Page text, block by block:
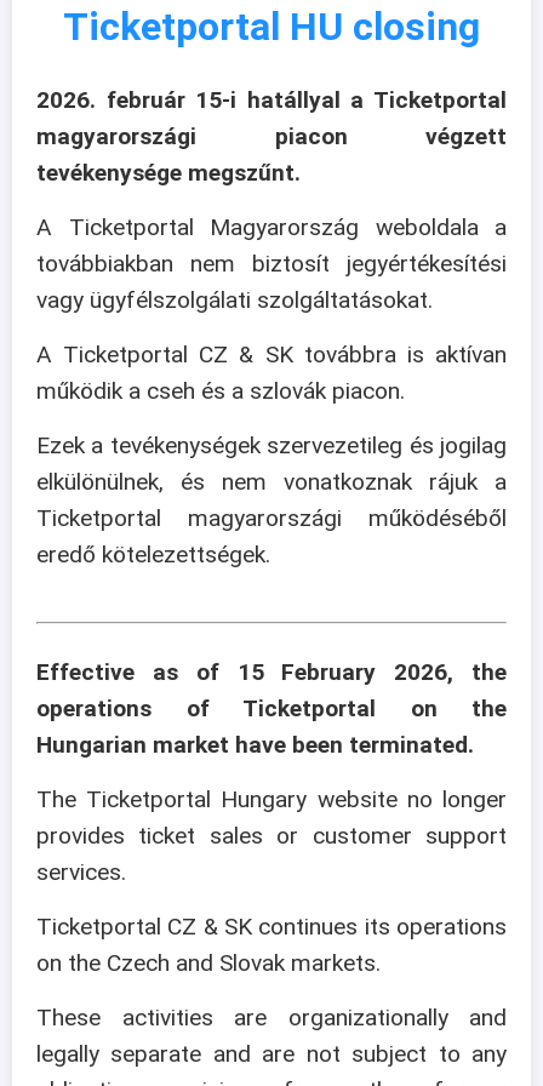
Ticketportal HU closing
2026. február 15-i hatállyal a Ticketportal
magyarországi piacon végzett
tevékenysége megszűnt.
A Ticketportal Magyarország weboldala a
továbbiakban nem biztosít jegyértékesítési
vagy ügyfélszolgálati szolgáltatásokat.
A Ticketportal CZ & SK továbbra is aktívan
működik a cseh és a szlovák piacon.
Ezek a tevékenységek szervezetileg és jogilag
elkülönülnek, és nem vonatkoznak rájuk a
Ticketportal magyarországi működéséből
eredő kötelezettségek.
Effective as of 15 February 2026, the
operations of Ticketportal on the
Hungarian market have been terminated.
The Ticketportal Hungary website no longer
provides ticket sales or customer support
services.
Ticketportal CZ & SK continues its operations
on the Czech and Slovak markets.
These activities are organizationally and
legally separate and are not subject to any